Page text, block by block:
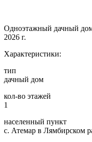
Одноэтажный дачный
2026 г.
Характеристики:
тип
дачный дом
кол-во этажей
1
населенный пункт
с. Атемар в Лямбирском